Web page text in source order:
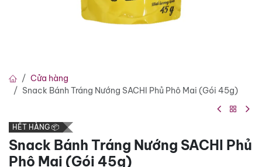
Cửa hàng
Snack Bánh Tráng Nướng SACHI Phủ Phô Mai (Gói 45g)
HẾT HÀNG 📦
Snack Bánh Tráng Nướng SACHI Phủ
Phô Mai (Gói 45g)